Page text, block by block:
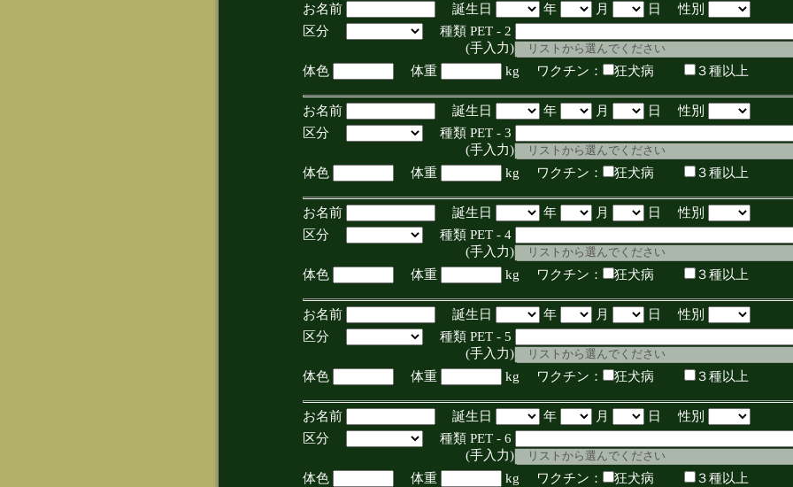
お名前 誕生日 年 月
日 性別
区分
種類 PET - 2
(手入力)
体色
体重 kg ワクチン： 狂犬病 ３種以上
お名前 誕生日 年 月
日 性別
区分
種類 PET - 3
(手入力)
体色
体重 kg ワクチン： 狂犬病 ３種以上
お名前 誕生日 年 月
日 性別
区分
種類 PET - 4
(手入力)
体色
体重 kg ワクチン： 狂犬病 ３種以上
お名前 誕生日 年 月
日 性別
区分
種類 PET - 5
(手入力)
体色
体重 kg ワクチン： 狂犬病 ３種以上
お名前 誕生日 年 月
日 性別
区分
種類 PET - 6
(手入力)
体色
体重 kg ワクチン： 狂犬病 ３種以上